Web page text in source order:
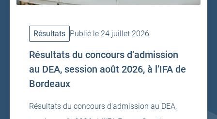
Résultats Publié le 24 juillet 2026
Résultats du concours d’admission
au DEA, session août 2026, à l’IFA de
Bordeaux
Résultats du concours d'admission au DEA,